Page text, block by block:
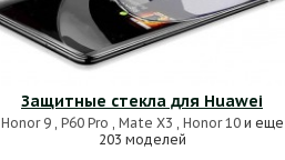
Защитные стекла для Huawei
Honor 9, P60 Pro , Mate X3 , Honor 10и еще
203 моделей